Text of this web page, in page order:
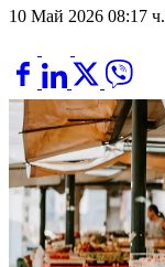
10 Май 2026 08:17 ч.